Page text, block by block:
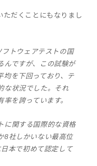
ただくことにもなりまし
トウェアテストの国
んですが、この試験が
均を下回っており、テ
な状況でした。それ
を誇っています。
に関する国際的な資格
8社しかいない最高位
本で初めて認定して